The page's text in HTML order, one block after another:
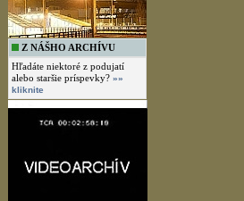
Z NÁŠHO ARCHÍVU
Hľadáte niektoré z podujatí
alebo staršie príspevky? »»
kliknite